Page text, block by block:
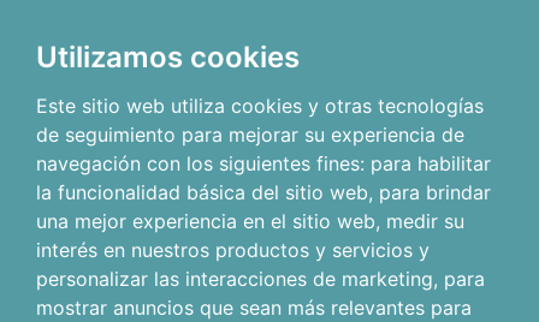
Utilizamos cookies
Este sitio web utiliza cookies y otras tecnologías
de seguimiento para mejorar su experiencia de
navegación con los siguientes fines: para habilitar
la funcionalidad básica del sitio web, para brindar
una mejor experiencia en el sitio web, medir su
interés en nuestros productos y servicios y
personalizar las interacciones de marketing, para
mostrar anuncios que sean más relevantes para